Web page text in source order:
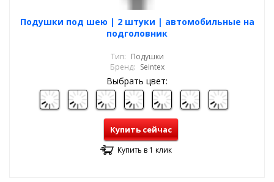
Подушки под шею | 2 штуки | автомобильные на
подголовник
Тип: Подушки
Бренд: Seintex
Выбрать цвет:
Купить сейчас
Купить в 1 клик